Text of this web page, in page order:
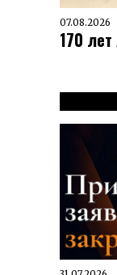
07.08.2026
170